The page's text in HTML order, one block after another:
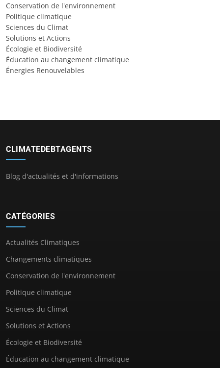
Conservation de l'environnement
Politique climatique
Sciences du Climat
Solutions et Actions
Écologie et Biodiversité
Éducation au changement climatique
Énergies Renouvelables
CLIMATEDEBTAGENTS
Blog d'actualités et d'informations
CATÉGORIES
Actualités Climatiques
Changements climatiques
Conservation de l'environnement
Politique climatique
Sciences du Climat
Solutions et Actions
Écologie et Biodiversité
Éducation au changement climatique